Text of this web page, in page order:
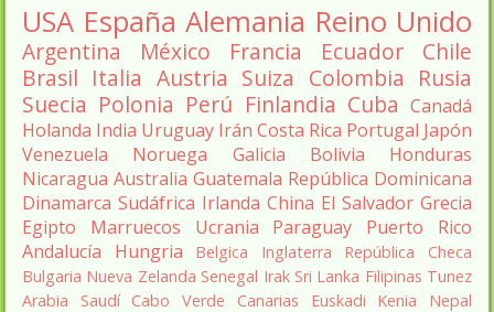
USA España Alemania Reino Unido
Argentina México Francia Ecuador
Chile
Brasil Italia Austria Suiza Colombia Rusia
Suecia Polonia Perú Finlandia Cuba Canadá
Holanda India Uruguay Irán Costa Rica Portugal Japón
Venezuela
Noruega Galicia Bolivia
Honduras
Nicaragua Australia Guatemala República Dominicana
Dinamarca Sudáfrica Irlanda China El Salvador Grecia
Egipto
Marruecos Ucrania Paraguay
Puerto Rico
Andalucía
Hungria Belgica Inglaterra
República Checa
Bulgaria Nueva Zelanda Senegal Irak Sri Lanka Filipinas Tunez
Arabia Saudí Cabo Verde Canarias Euskadi Kenia
Nepal